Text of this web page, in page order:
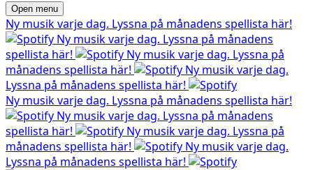
Open menu
Ny musik varje dag. Lyssna på månadens spellista här!
Ny musik varje dag. Lyssna på månadens
spellista här!
Ny musik varje dag. Lyssna på
månadens spellista här!
Ny musik varje dag.
Lyssna på månadens spellista här!
Ny musik varje dag. Lyssna på månadens spellista här!
Ny musik varje dag. Lyssna på månadens
spellista här!
Ny musik varje dag. Lyssna på
månadens spellista här!
Ny musik varje dag.
Lyssna på månadens spellista här!